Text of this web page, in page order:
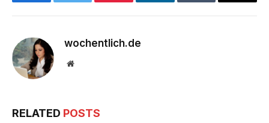
wochentlich.de
Website
RELATED POSTS